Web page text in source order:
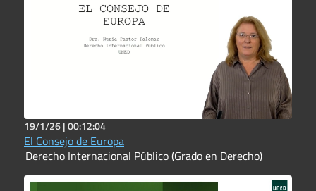
19/1/26 |00:12:04
El Consejo de Europa
Derecho Internacional Público (Grado en Derecho)